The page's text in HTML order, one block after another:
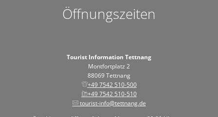
Öffnungszeiten
Tourist Information Tettnang
Montfortplatz 2
88069 Tettnang
+49 7542 510-500
+49 7542 510-510
tourist-info@tettnang.de